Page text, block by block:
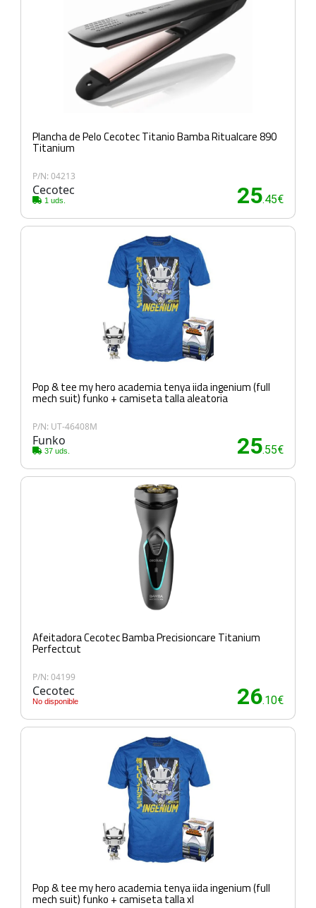
Plancha de Pelo Cecotec Titanio Bamba Ritualcare 890
Titanium
P/N: 04213
Cecotec
1 uds. 25.45€
Pop & tee my hero academia tenya iida ingenium (full
mech suit) funko + camiseta talla aleatoria
P/N: UT-46408M
Funko
37 uds. 25.55€
Afeitadora Cecotec Bamba Precisioncare Titanium
Perfectcut
P/N: 04199
Cecotec
No disponible 26.10€
Pop & tee my hero academia tenya iida ingenium (full
mech suit) funko + camiseta talla xl